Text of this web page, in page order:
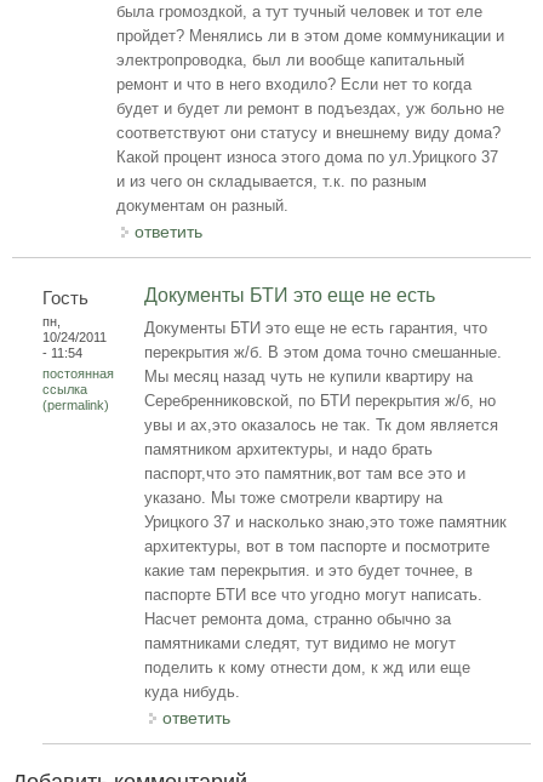
была громоздкой, а тут тучный человек и тот еле
пройдет? Менялись ли в этом доме коммуникации и
электропроводка, был ли вообще капитальный
ремонт и что в него входило? Если нет то когда
будет и будет ли ремонт в подъездах, уж больно не
соответствуют они статусу и внешнему виду дома?
Какой процент износа этого дома по ул.Урицкого 37
и из чего он складывается, т.к. по разным
документам он разный.
ответить
Гость
пн,
10/24/2011
- 11:54
постоянная
ссылка
(permalink)
Документы БТИ это еще не есть
Документы БТИ это еще не есть гарантия, что
перекрытия ж/б. В этом дома точно смешанные.
Мы месяц назад чуть не купили квартиру на
Серебренниковской, по БТИ перекрытия ж/б, но
увы и ах,это оказалось не так. Тк дом является
памятником архитектуры, и надо брать
паспорт,что это памятник,вот там все это и
указано. Мы тоже смотрели квартиру на
Урицкого 37 и насколько знаю,это тоже памятник
архитектуры, вот в том паспорте и посмотрите
какие там перекрытия. и это будет точнее, в
паспорте БТИ все что угодно могут написать.
Насчет ремонта дома, странно обычно за
памятниками следят, тут видимо не могут
поделить к кому отнести дом, к жд или еще
куда нибудь.
ответить